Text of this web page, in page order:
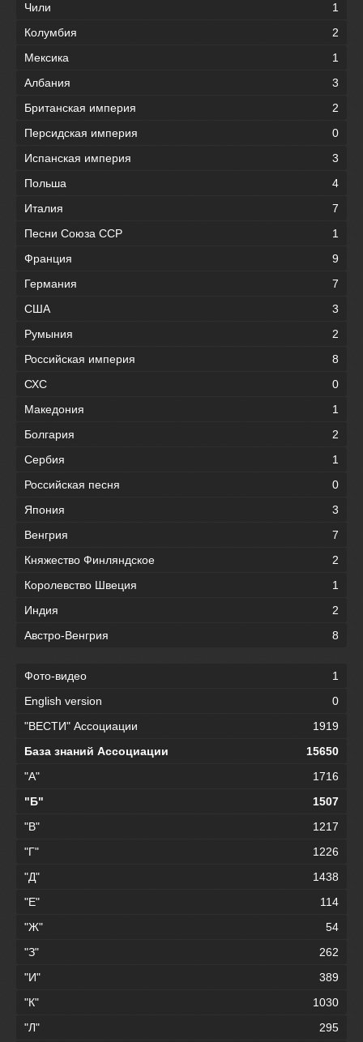
Чили
1
Колумбия
2
Мексика
1
Албания
3
Британская империя
2
Персидская империя
0
Испанская империя
3
Польша
4
Италия
7
Песни Союза ССР
1
Франция
9
Германия
7
США
3
Румыния
2
Российская империя
8
СХС
0
Македония
1
Болгария
2
Сербия
1
Российская песня
0
Япония
3
Венгрия
7
Княжество Финляндское
2
Королевство Швеция
1
Индия
2
Австро-Венгрия
8
Фото-видео
1
English version
0
"ВЕСТИ" Ассоциации
1919
База знаний Ассоциации
15650
"А"
1716
"Б"
1507
"В"
1217
"Г"
1226
"Д"
1438
"Е"
114
"Ж"
54
"З"
262
"И"
389
"К"
1030
"Л"
295